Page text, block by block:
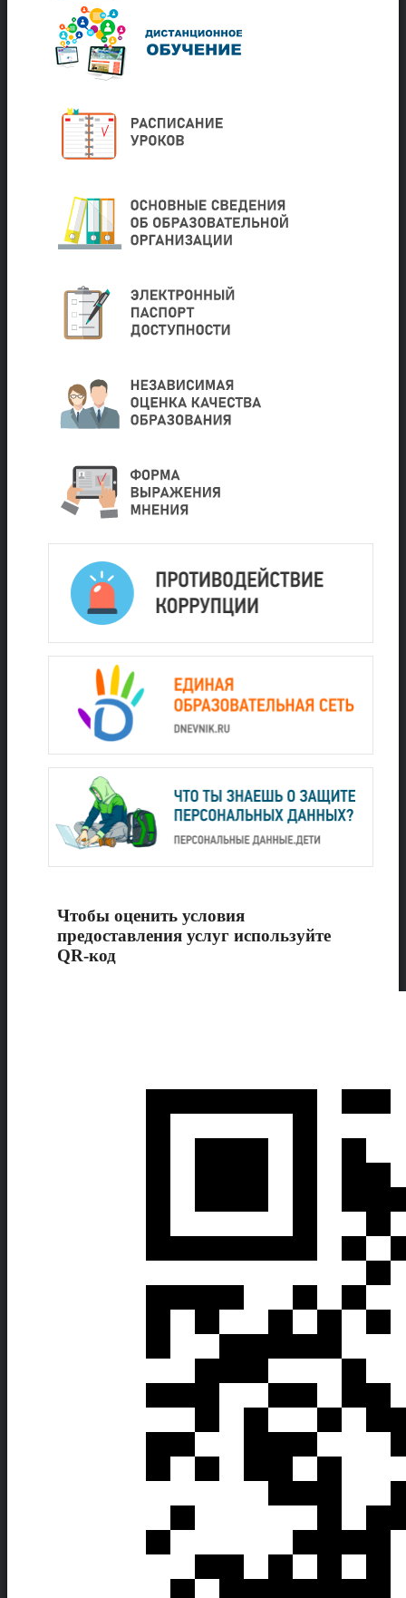
Чтобы оценить условия
предоставления услуг используйте
QR-код